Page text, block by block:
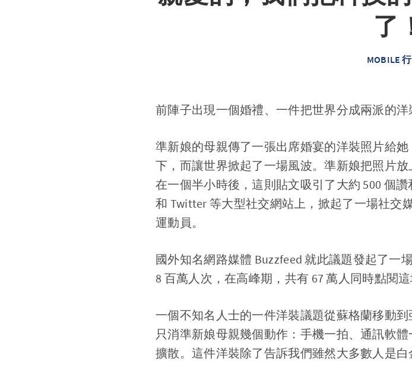
了
MOBILE
前陣子出現一個婚禮、一件把世界分成兩派的洋
準新娘的母親傳了一張出席婚宴的洋裝照片給
下，而讓世界掀起了一場風波。準新娘把照片
在一個半小時後，這則貼文吸引了大約 500 個
和 Twitter 等大型社交網站上，掀起了一場社交
運動員。
國外知名網路媒體 Buzzfeed 就此議題發起了一
8 百萬人次，在高峰期，共有 67 萬人同時點閱
一個不知名人士的一件洋裝議題從蘇格蘭移動
只消準新娘母親幾個動作：手機一拍、通訊軟
擴散。這件洋裝除了告訴我們雖然大多數人是